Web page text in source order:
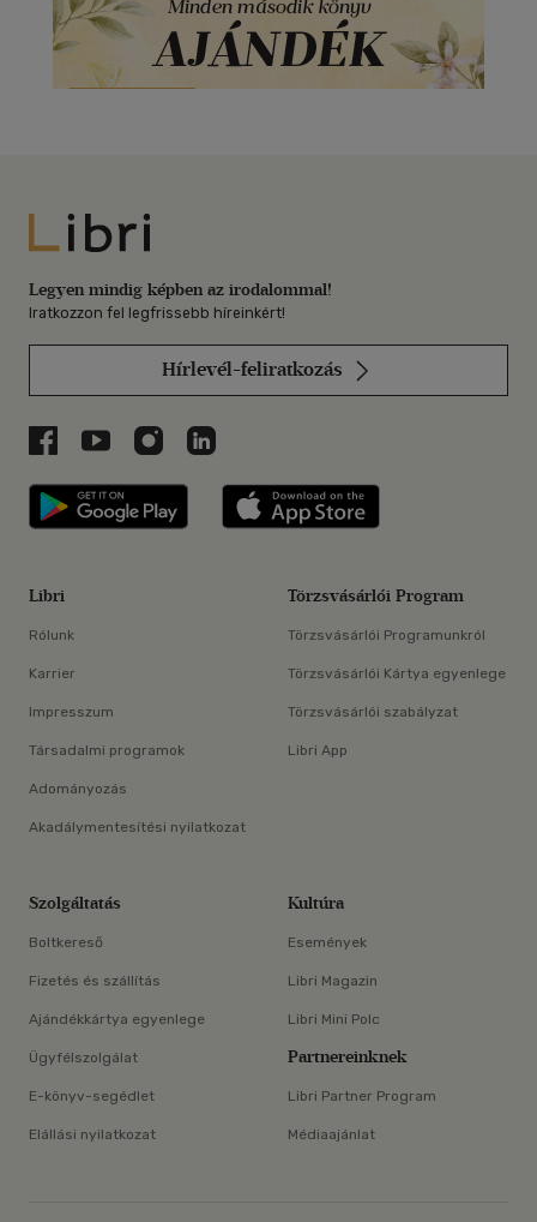
Libri
Legyen mindig képben az irodalommal!
Iratkozzon fel legfrissebb híreinkért!
Hírlevél-feliratkozás
Libri a Facebookon
Libri a Youtube-on
Libri az Instagramon
Libri a LinkedInen
Libri applikáció Szerezd meg: Google
Libri
Rólunk
Karrier
Impresszum
Társadalmi programok
Adományozás
Akadálymentesítési nyilatkozat
Törzsvásárlói Program
Törzsvásárlói Programunkról
Törzsvásárlói Kártya egyenlege
Törzsvásárlói szabályzat
Libri App
Szolgáltatás
Boltkereső
Fizetés és szállítás
Ajándékkártya egyenlege
Ügyfélszolgálat
E-könyv-segédlet
Elállási nyilatkozat
Kultúra
Események
Libri Magazin
Libri Mini Polc
Partnereinknek
Libri Partner Program
Médiaajánlat